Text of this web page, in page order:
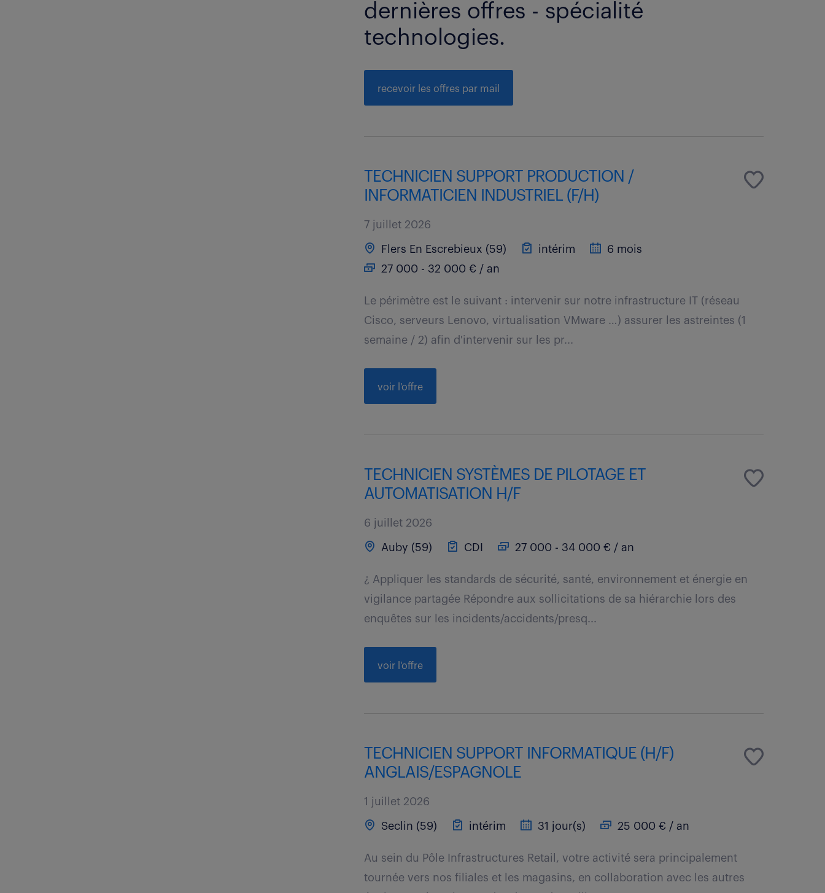
dernières offres - spécialité
technologies.
recevoir les offres par mail
TECHNICIEN SUPPORT PRODUCTION /
INFORMATICIEN INDUSTRIEL (F/H)
7 juillet 2026
Flers En Escrebieux (59) intérim
6 mois
27 000 - 32 000 € / an
Le périmètre est le suivant : intervenir sur notre infrastructure IT (réseau
Cisco, serveurs Lenovo, virtualisation VMware …) assurer les astreintes (1
semaine / 2) afin d'intervenir sur les pr...
voir l'offre
TECHNICIEN SYSTÈMES DE PILOTAGE ET
AUTOMATISATION H/F
6 juillet 2026
Auby (59) CDI 27 000 - 34 000 € / an
¿ Appliquer les standards de sécurité, santé, environnement et énergie en
vigilance partagée Répondre aux sollicitations de sa hiérarchie lors des
enquêtes sur les incidents/accidents/presq...
voir l'offre
TECHNICIEN SUPPORT INFORMATIQUE (H/F)
ANGLAIS/ESPAGNOLE
1 juillet 2026
Seclin (59) intérim 31 jour(s) 25 000 € / an
Au sein du Pôle Infrastructures Retail, votre activité sera principalement
tournée vers nos filiales et les magasins, en collaboration avec les autres